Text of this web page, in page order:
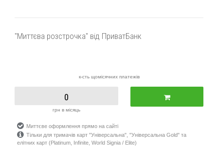
"Миттєва розстрочка" від ПриватБанк
к-сть щомісячних платежів
0
грн в місяць
Миттєве оформлення прямо на сайті
Тільки для тримачів карт "Універсальна", "Універсальна Gold" та
елітних карт (Platinum, Infinite, World Signia / Elite)